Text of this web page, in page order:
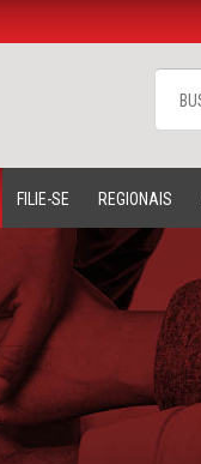
FILIE-SE REGIONAIS